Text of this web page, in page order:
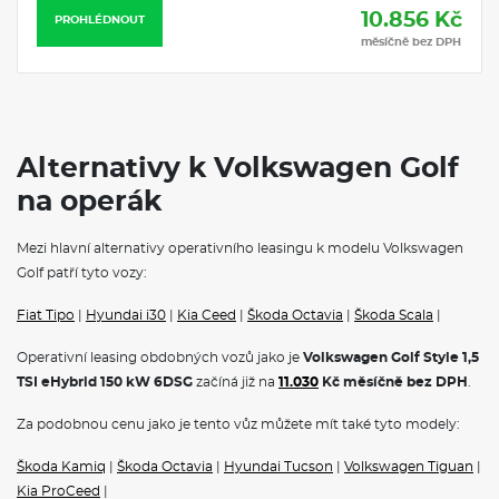
Čelní sklo tepelně izolující, s akustickou ochranou
Dešťový senzor
Digital Cockpit Pro, úhlopříčka displeje 10,25", volitelné profily
plochami pro nastavení hlasitosti, teploty
Dvouspojková aut. převodovka DQ400, 6 stupňová, sériově
pouze pro eHybrid
Dynamická regulace dosahu dálkových, světel
Elektrický motor, hybridní elektrické vozidlo, celkový výkon
Elektromechanická parkovací brzda, s funkcí Auto Hold
Elektronický imobilizér
pouze pro eHybrid
Funkce start/stop
centrální airbag vpředu mezi sedadly řidiče a spolujezdce
Chromované lišty bočních oken
PROHLÉDNOUT 10.856 Kč
měsíčně bez DPH
Alternativy k Volkswagen Golf
na operák
Mezi hlavní alternativy operativního leasingu k modelu Volkswagen
Golf patří tyto vozy:
Fiat Tipo Hyundai i30 Kia Ceed Škoda Octavia Škoda Scala
Operativní leasing obdobných vozů jako je Volkswagen Golf Style 1,5
TSI eHybrid 150 kW 6DSG začíná již na 11.030 Kč měsíčně bez DPH
Za podobnou cenu jako je tento vůz můžete mít také tyto modely:
Škoda Kamiq Škoda Octavia Hyundai Tucson Volkswagen Tiguan
Kia ProCeed